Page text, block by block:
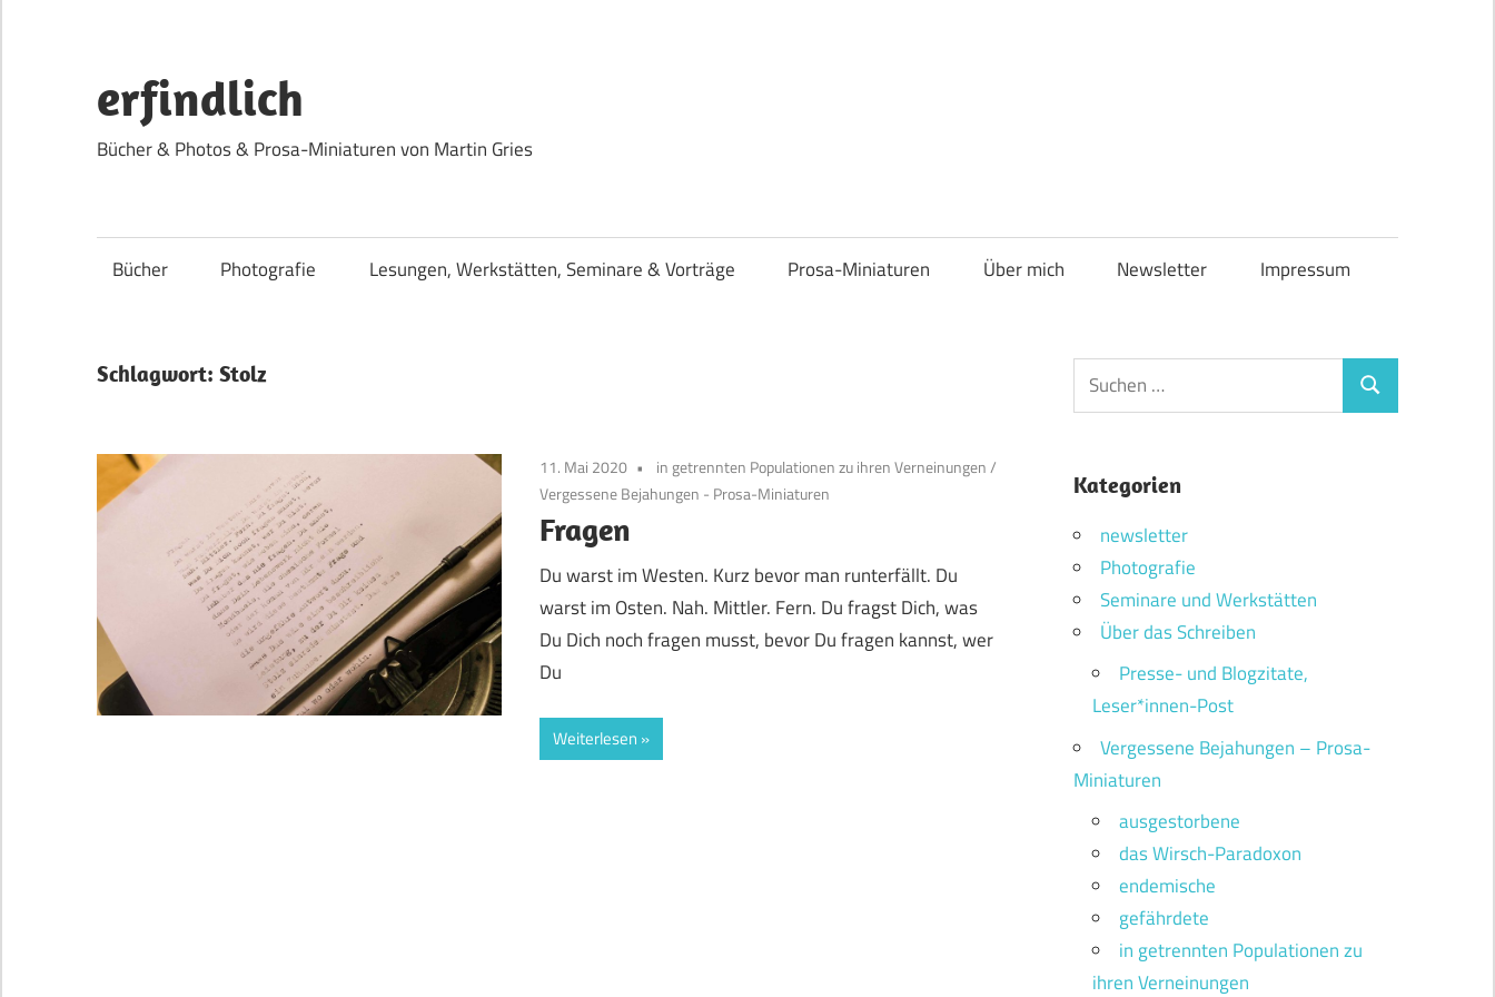
springen
erfindlich
Bücher & Photos & Prosa-Miniaturen von Martin Gries
Bücher Photografie Lesungen, Werkstätten, Seminare & Vorträge Prosa-Miniaturen Über mich Newsletter Impressum
Schlagwort: Stolz
11. Mai 2020 in getrennten Populationen zu ihren Verneinungen/
Vergessene Bejahungen - Prosa-Miniaturen
Fragen
Du warst im Westen. Kurz bevor man runterfällt. Du
warst im Osten. Nah. Mittler. Fern. Du fragst Dich, was
Du Dich noch fragen musst, bevor Du fragen kannst, wer
Du
Weiterlesen
Suchen
nach:
Suchen
Kategorien
newsletter
Photografie
Seminare und Werkstätten
Über das Schreiben
Presse- und Blogzitate,
Leser*innen-Post
Vergessene Bejahungen – Prosa-
Miniaturen
ausgestorbene
das Wirsch-Paradoxon
endemische
gefährdete
in getrennten Populationen zu
ihren Verneinungen